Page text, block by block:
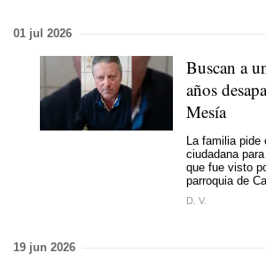
01 jul 2026
Buscan a
años
Mesía
La familia pide
ciudadana
que fue visto
parroquia de
D. V.
19 jun 2026